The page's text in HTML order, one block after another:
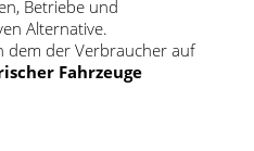
Betriebe und
Alternative.
dem der Verbraucher auf
Fahr­zeuge